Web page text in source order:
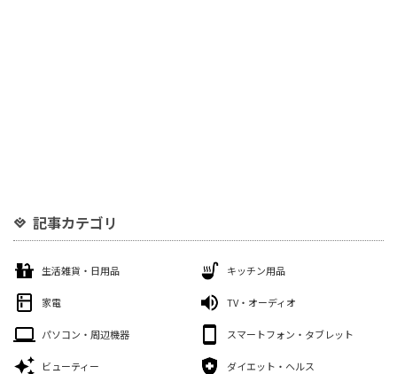
記事カテゴリ
生活雑貨・日用品 キッチン用品
家電 TV・オーディオ
パソコン・周辺機器 スマートフォン・タブレット
ビューティー ダイエット・ヘルス